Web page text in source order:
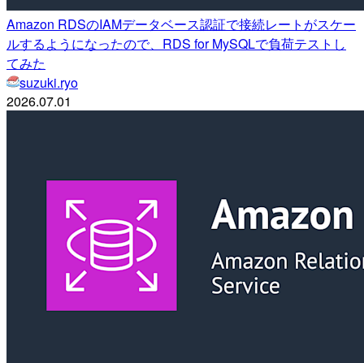
Amazon RDSのIAMデータベース認証で接続レートがスケー
ルするようになったので、RDS for MySQLで負荷テストし
てみた
suzuki.ryo
2026.07.01